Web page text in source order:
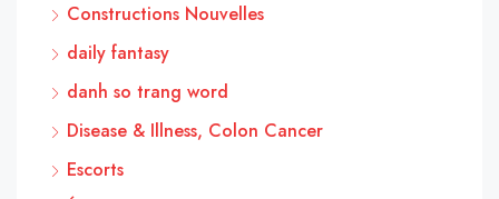
Constructions Nouvelles
daily fantasy
danh so trang word
Disease & Illness, Colon Cancer
Escorts